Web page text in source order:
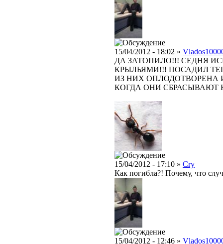
15/04/2012 - 18:02 »
ДА ЗАТОПИЛО!!! СЕДНЯ
КРЫЛЬЯМИ!!! ПОСАДИЛ
ИЗ НИХ ОПЛОДОТВОРЕНА
КОГДА ОНИ СБРАСЫВАЮТ
15/04/2012 - 17:10 » Cry
Как погибла?! Почему, что
15/04/2012 - 12:46 »